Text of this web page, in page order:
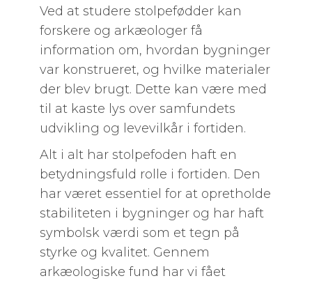
Ved at studere stolpefødder kan
forskere og arkæologer få
information om, hvordan bygninger
var konstrueret, og hvilke materialer
der blev brugt. Dette kan være med
til at kaste lys over samfundets
udvikling og levevilkår i fortiden.
Alt i alt har stolpefoden haft en
betydningsfuld rolle i fortiden. Den
har været essentiel for at opretholde
stabiliteten i bygninger og har haft
symbolsk værdi som et tegn på
styrke og kvalitet. Gennem
arkæologiske fund har vi fået